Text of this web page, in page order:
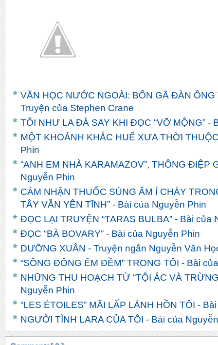
VĂN HỌC NƯỚC NGOÀI: BỐN GÃ ĐÀN
Truyện của Stephen Crane
TÔI NHƯ LA ĐÀ SAY KHI ĐỌC “VỠ MỘNG” -
MỘT KHOẢNH KHẮC HUẾ XƯA THỜI
Phin
“ANH EM NHÀ KARAMAZOV”, THÔNG ĐIỆP
Nguyễn Phin
CẢM NHẬN THUỐC SÚNG ÂM Ỉ CHÁY
TÂY VẪN YÊN TĨNH” - Bài của Nguyễn Phin
ĐỌC LẠI TRUYỆN “TARAS BULBA” - Bài của
ĐỌC “BÀ BOVARY” - Bài của Nguyễn Phin
DƯỠNG XUÂN - Truyện ngắn Nguyễn Văn
“SÔNG ĐÔNG ÊM ĐỀM” TRONG TÔI - Bài
NHỮNG THU HOẠCH TỪ “TỘI ÁC VÀ
Nguyễn Phin
“LES ÉTOILES” MÃI LẤP LÁNH HỒN TÔI -
NGƯỜI TÌNH LARA CỦA TÔI - Bài của